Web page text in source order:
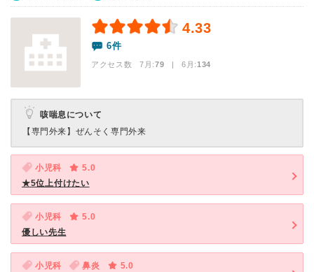
4.33
6件
アクセス数 7月:79 | 6月:134
咳喘息について
【専門外来】 ぜんそく専門外来
小児科
5.0
★5位上付けたい
小児科
5.0
優しい先生
小児科 鼻炎
5.0